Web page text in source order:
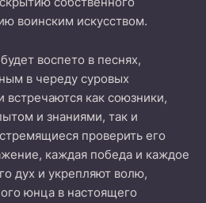
воинским искусством.
воспето в песнях,
в череду суровых
встречаются как союзники,
и знаниями, так и
проверить его
каждая победа и каждое
дух и укрепляют волю,
юнца в настоящего